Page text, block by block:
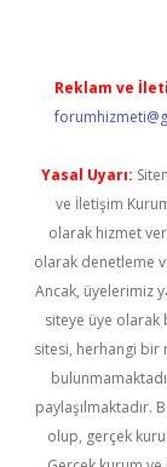
Reklam ve
Yasal Uyarı:
ve İletişim
olarak hizmet
olarak denetleme
Ancak, üyelerimiz
siteye üye olarak
sitesi, herhangi bir
paylaşılmaktadır.
olup, gerçek